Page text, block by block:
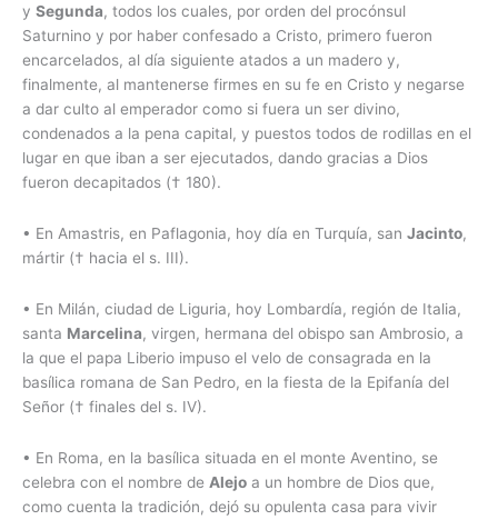
y Segunda, todos los cuales, por orden del procónsul
Saturnino y por haber confesado a Cristo, primero fueron
encarcelados, al día siguiente atados a un madero y,
finalmente, al mantenerse firmes en su fe en Cristo y negarse
a dar culto al emperador como si fuera un ser divino,
condenados a la pena capital, y puestos todos de rodillas en el
lugar en que iban a ser ejecutados, dando gracias a Dios
fueron decapitados († 180).
• En Amastris, en Paflagonia, hoy día en Turquía, san Jacinto,
mártir († hacia el s. III).
• En Milán, ciudad de Liguria, hoy Lombardía, región de Italia,
santa Marcelina, virgen, hermana del obispo san Ambrosio, a
la que el papa Liberio impuso el velo de consagrada en la
basílica romana de San Pedro, en la fiesta de la Epifanía del
Señor († finales del s. IV).
• En Roma, en la basílica situada en el monte Aventino, se
celebra con el nombre de Alejo a un hombre de Dios que,
como cuenta la tradición, dejó su opulenta casa para vivir